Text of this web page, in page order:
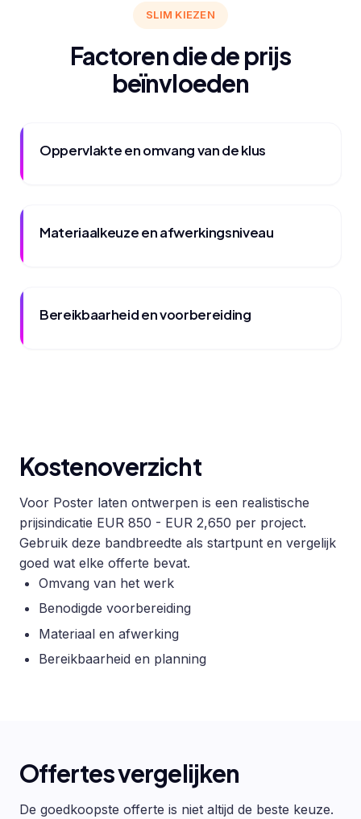
SLIM KIEZEN
Factoren die de prijs
beïnvloeden
Oppervlakte en omvang van de klus
Materiaalkeuze en afwerkingsniveau
Bereikbaarheid en voorbereiding
Kostenoverzicht
Voor Poster laten ontwerpen is een realistische
prijsindicatie EUR 850 - EUR 2,650 per project.
Gebruik deze bandbreedte als startpunt en vergelijk
goed wat elke offerte bevat.
Omvang van het werk
Benodigde voorbereiding
Materiaal en afwerking
Bereikbaarheid en planning
Offertes vergelijken
De goedkoopste offerte is niet altijd de beste keuze.